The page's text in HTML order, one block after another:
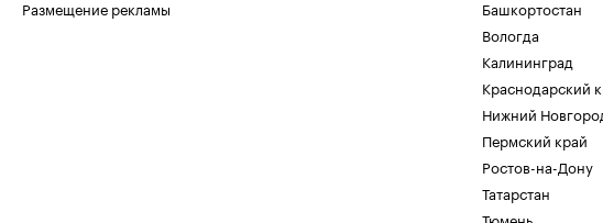
Размещение рекламы
Башкортостан
Вологда
Калининград
Краснодарский
Нижний
Пермский край
Ростов-на-Дону
Татарстан
Тюмень